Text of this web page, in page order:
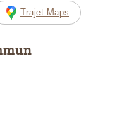
Trajet Maps